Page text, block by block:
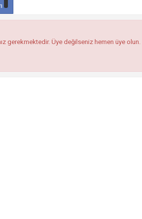
gerekmektedir. Üye değilseniz hemen üye olun.